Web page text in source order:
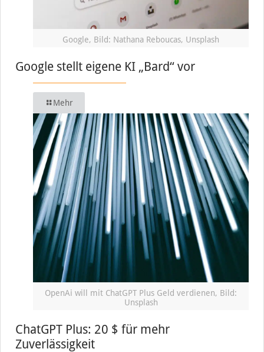
Google, Bild: Nathana Reboucas, Unsplash
Google stellt eigene KI „Bard“ vor
Mehr
OpenAi will mit ChatGPT Plus Geld verdienen, Bild:
Unsplash
ChatGPT Plus: 20 $ für mehr
Zuverlässigkeit